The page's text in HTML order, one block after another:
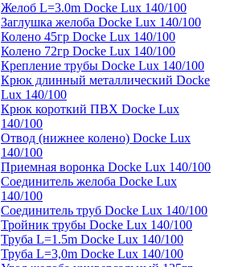
Желоб L=3.0m Docke Lux 140/100
Заглушка желоба Docke Lux 140/100
Колено 45гр Docke Lux 140/100
Колено 72гр Docke Lux 140/100
Крепление трубы Docke Lux 140/100
Крюк длинный металлический Docke
Lux 140/100
Крюк короткий ПВХ Docke Lux
140/100
Отвод (нижнее колено) Docke Lux
140/100
Приемная воронка Docke Lux 140/100
Соединитель желоба Docke Lux
140/100
Соединитель труб Docke Lux 140/100
Тройник трубы Docke Lux 140/100
Труба L=1.5m Docke Lux 140/100
Труба L=3,0m Docke Lux 140/100